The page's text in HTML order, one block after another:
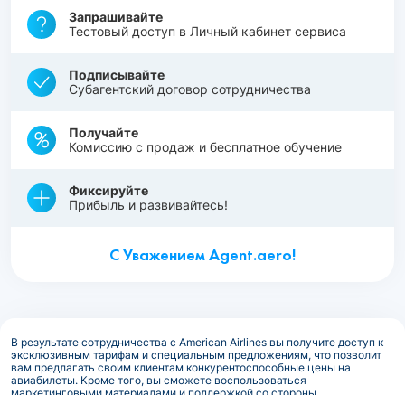
Запрашивайте
Тестовый доступ в Личный кабинет сервиса
Подписывайте
Субагентский договор сотрудничества
Получайте
Комиссию с продаж и бесплатное обучение
Фиксируйте
Прибыль и развивайтесь!
С Уважением Agent.aero!
В результате сотрудничества с American Airlines вы получите доступ к
эксклюзивным тарифам и специальным предложениям, что позволит
вам предлагать своим клиентам конкурентоспособные цены на
авиабилеты. Кроме того, вы сможете воспользоваться